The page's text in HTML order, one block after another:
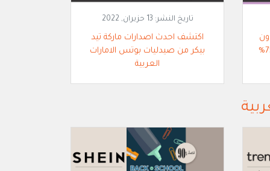
تاريخ النشر: 13 حزيران, 2022
اكتشف احدث اصدارات ماركة تيد
بيكر من صيدليات بوتس الامارات
العربية